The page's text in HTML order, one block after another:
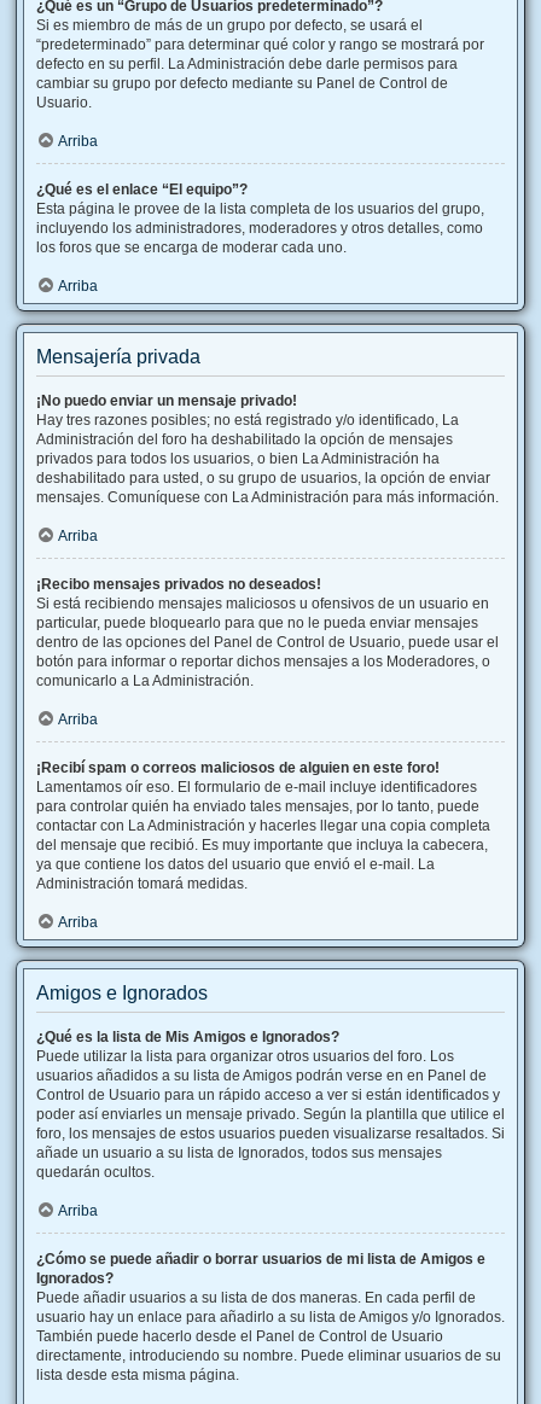
¿Qué es un “Grupo de Usuarios predeterminado”?
Si es miembro de más de un grupo por defecto, se usará el
“predeterminado” para determinar qué color y rango se mostrará por
defecto en su perfil. La Administración debe darle permisos para
cambiar su grupo por defecto mediante su Panel de Control de
Usuario.
Arriba
¿Qué es el enlace “El equipo”?
Esta página le provee de la lista completa de los usuarios del grupo,
incluyendo los administradores, moderadores y otros detalles, como
los foros que se encarga de moderar cada uno.
Arriba
Mensajería privada
¡No puedo enviar un mensaje privado!
Hay tres razones posibles; no está registrado y/o identificado, La
Administración del foro ha deshabilitado la opción de mensajes
privados para todos los usuarios, o bien La Administración ha
deshabilitado para usted, o su grupo de usuarios, la opción de enviar
mensajes. Comuníquese con La Administración para más información.
Arriba
¡Recibo mensajes privados no deseados!
Si está recibiendo mensajes maliciosos u ofensivos de un usuario en
particular, puede bloquearlo para que no le pueda enviar mensajes
dentro de las opciones del Panel de Control de Usuario, puede usar el
botón para informar o reportar dichos mensajes a los Moderadores, o
comunicarlo a La Administración.
Arriba
¡Recibí spam o correos maliciosos de alguien en este foro!
Lamentamos oír eso. El formulario de e-mail incluye identificadores
para controlar quién ha enviado tales mensajes, por lo tanto, puede
contactar con La Administración y hacerles llegar una copia completa
del mensaje que recibió. Es muy importante que incluya la cabecera,
ya que contiene los datos del usuario que envió el e-mail. La
Administración tomará medidas.
Arriba
Amigos e Ignorados
¿Qué es la lista de Mis Amigos e Ignorados?
Puede utilizar la lista para organizar otros usuarios del foro. Los
usuarios añadidos a su lista de Amigos podrán verse en en Panel de
Control de Usuario para un rápido acceso a ver si están identificados y
poder así enviarles un mensaje privado. Según la plantilla que utilice el
foro, los mensajes de estos usuarios pueden visualizarse resaltados. Si
añade un usuario a su lista de Ignorados, todos sus mensajes
quedarán ocultos.
Arriba
¿Cómo se puede añadir o borrar usuarios de mi lista de Amigos e
Ignorados?
Puede añadir usuarios a su lista de dos maneras. En cada perfil de
usuario hay un enlace para añadirlo a su lista de Amigos y/o Ignorados.
También puede hacerlo desde el Panel de Control de Usuario
directamente, introduciendo su nombre. Puede eliminar usuarios de su
lista desde esta misma página.